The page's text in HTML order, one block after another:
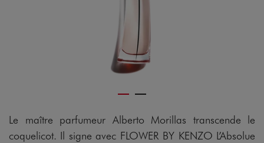
Le maître parfumeur Alberto Morillas transcende le
coquelicot. Il signe avec FLOWER BY KENZO L’Absolue